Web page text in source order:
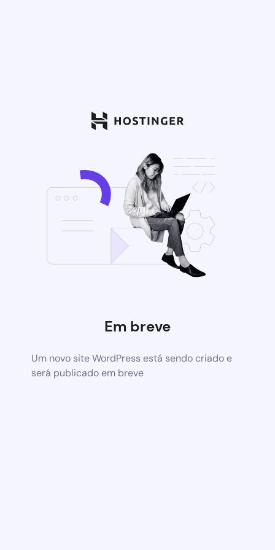
Em breve
Um novo site WordPress está sendo criado e
será publicado em breve